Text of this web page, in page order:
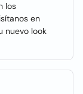
los
en
nuevo look